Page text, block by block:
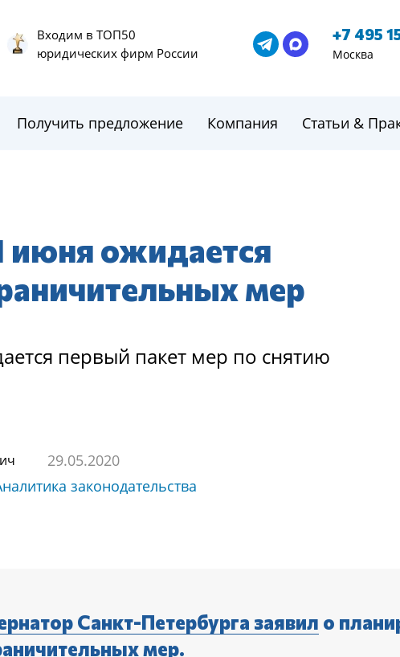
Входим в ТОП50
юридических фирм России
+7 495
Москва
Получить предложение Компания Статьи &
июня ожидается
мер
первый пакет мер по снятию
29.05.2020
законодательства
Санкт-Петербурга заявил о
мер.